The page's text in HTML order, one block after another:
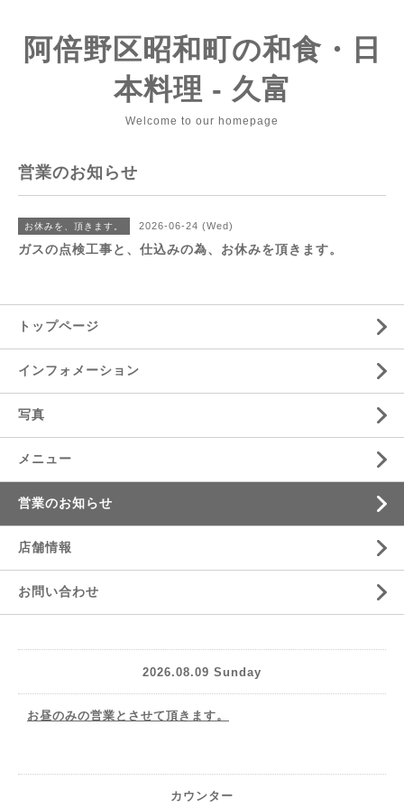
阿倍野区昭和町の和食・日
本料理 - 久富
Welcome to our homepage
営業のお知らせ
お休みを、頂きます。 2026-06-24 (Wed)
ガスの点検工事と、仕込みの為、お休みを頂きます。
トップページ
インフォメーション
写真
メニュー
営業のお知らせ
店舗情報
お問い合わせ
2026.08.09 Sunday
お昼のみの営業とさせて頂きます。
カウンター